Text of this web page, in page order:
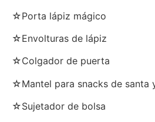
☆Porta lápiz mágico
☆Envolturas de lápiz
☆Colgador de puerta
☆Mantel para snacks de santa
☆Sujetador de bolsa